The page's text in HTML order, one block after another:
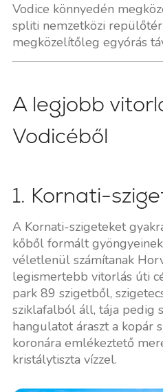
Vodice könnyedén
spliti nemzetközi
megközelítőleg egyórás
A legjobb
Vodicéből
1. Kornati-
A Kornati-szigeteket
kőből formált
véletlenül számítanak
legismertebb vitorlás úti
park 89 szigetből,
sziklafalból áll, tája pedig
hangulatot áraszt a kopár
koronára emlékeztető
kristálytiszta vízzel.